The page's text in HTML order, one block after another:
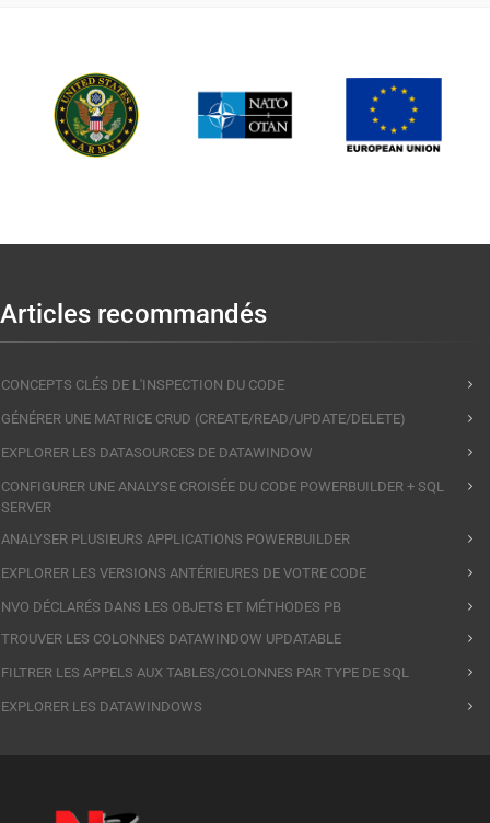
Articles recommandés
CONCEPTS CLÉS DE L'INSPECTION DU CODE
GÉNÉRER UNE MATRICE CRUD (CREATE/READ/UPDATE/DELETE)
EXPLORER LES DATASOURCES DE DATAWINDOW
CONFIGURER UNE ANALYSE CROISÉE DU CODE POWERBUILDER + SQL
SERVER
ANALYSER PLUSIEURS APPLICATIONS POWERBUILDER
EXPLORER LES VERSIONS ANTÉRIEURES DE VOTRE CODE
NVO DÉCLARÉS DANS LES OBJETS ET MÉTHODES PB
TROUVER LES COLONNES DATAWINDOW UPDATABLE
FILTRER LES APPELS AUX TABLES/COLONNES PAR TYPE DE SQL
EXPLORER LES DATAWINDOWS